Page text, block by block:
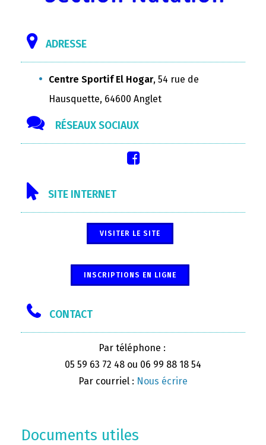
ADRESSE
Centre Sportif El Hogar, 54 rue de
Hausquette, 64600 Anglet
RÉSEAUX SOCIAUX
SITE INTERNET
VISITER LE SITE
INSCRIPTIONS EN LIGNE
CONTACT
Par téléphone :
05 59 63 72 48 ou 06 99 88 18 54
Par courriel : Nous écrire
Documents utiles